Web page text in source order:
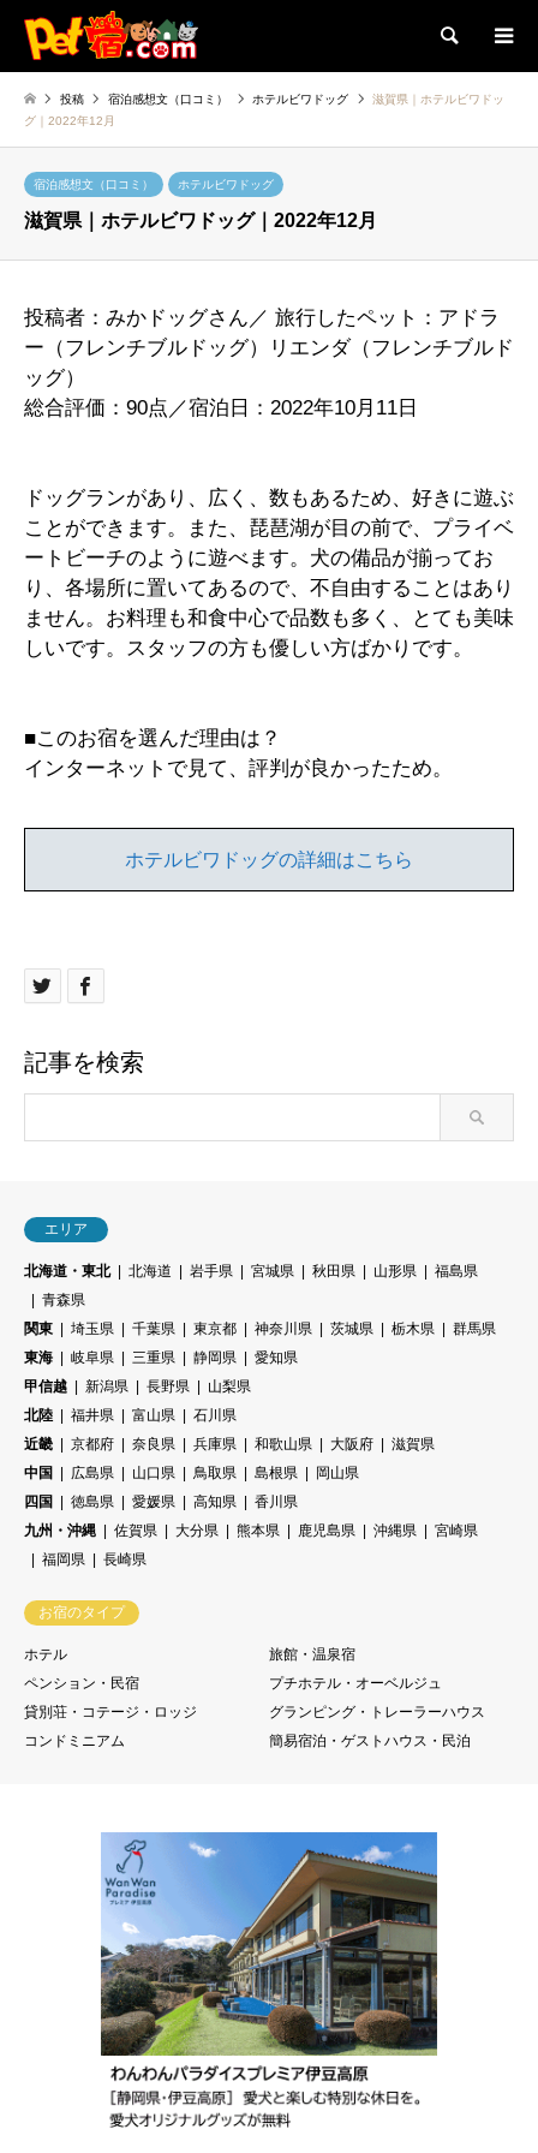
検索
投稿 宿泊感想文（口コミ） ホテルビワドッグ
滋賀県｜ホテルビワドッ
グ｜2022年12月
宿泊感想文（口コミ） ホテルビワドッグ
滋賀県｜ホテルビワドッグ｜2022年12月
投稿者：みかドッグさん／ 旅行したペット：アドラ
ー（フレンチブルドッグ）リエンダ（フレンチブルド
ッグ）
総合評価：90点／宿泊日：2022年10月11日
ドッグランがあり、広く、数もあるため、好きに遊ぶ
ことができます。また、琵琶湖が目の前で、プライベ
ートビーチのように遊べます。犬の備品が揃ってお
り、各場所に置いてあるので、不自由することはあり
ません。お料理も和食中心で品数も多く、とても美味
しいです。スタッフの方も優しい方ばかりです。
■このお宿を選んだ理由は？
インターネットで見て、評判が良かったため。
ホテルビワドッグの詳細はこちら
記事を検索
エリア
北海道・東北 北海道 岩手県 宮城県 秋田県 山形県
福島県
青森県
関東
埼玉県 千葉県 東京都 神奈川県 茨城県 栃木県
群馬県
東海
岐阜県 三重県 静岡県
愛知県
甲信越
新潟県 長野県
山梨県
北陸
福井県 富山県
石川県
近畿
京都府 奈良県 兵庫県 和歌山県 大阪府
滋賀県
中国
広島県 山口県 鳥取県 島根県
岡山県
四国
徳島県 愛媛県 高知県
香川県
九州・沖縄
佐賀県 大分県 熊本県 鹿児島県 沖縄県
宮崎県
福岡県
長崎県
お宿のタイプ
ホテル
旅館・温泉宿
ペンション・民宿
プチホテル・オーベルジュ
貸別荘・コテージ・ロッジ
グランピング・トレーラーハウス
コンドミニアム
簡易宿泊・ゲストハウス・民泊